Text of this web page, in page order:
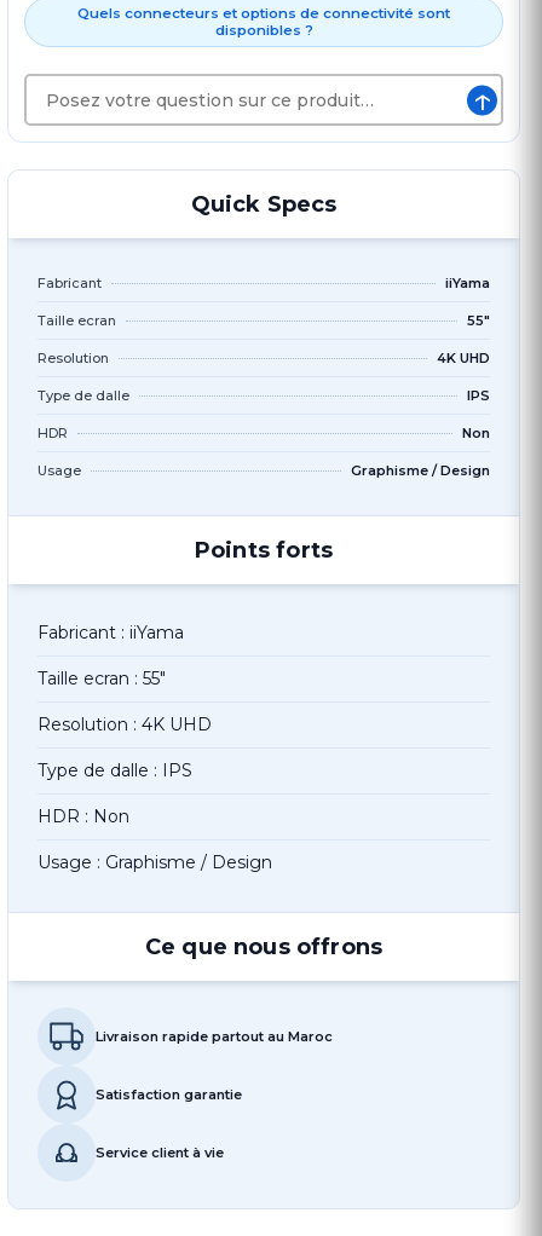
Quels connecteurs et options de connectivité sont
disponibles ?
↑
Quick Specs
Fabricant iiYama
Taille ecran 55"
Resolution 4K UHD
Type de dalle IPS
HDR Non
Usage Graphisme / Design
Points forts
Fabricant : iiYama
Taille ecran : 55"
Resolution : 4K UHD
Type de dalle : IPS
HDR : Non
Usage : Graphisme / Design
Ce que nous offrons
Livraison rapide partout au Maroc
Satisfaction garantie
Service client à vie